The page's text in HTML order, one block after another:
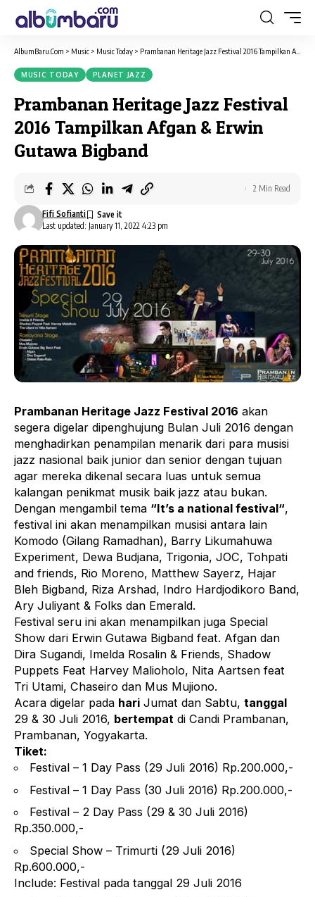
AlbumBaru.Com > Music > Music Today > Prambanan Heritage Jazz Festival 2016 Tampilkan Afgan & Erwin Gutawa Bigband
MUSIC TODAY PLANET JAZZ
Prambanan Heritage Jazz Festival
2016 Tampilkan Afgan & Erwin
Gutawa Bigband
Last updated: January 11, 2022 4:23 pm
Fifi Sofianti
2 Min Read
Prambanan Heritage Jazz Festival 2016 akan
segera digelar dipenghujung Bulan Juli 2016 dengan
menghadirkan penampilan menarik dari para musisi
jazz nasional baik junior dan senior dengan tujuan
agar mereka dikenal secara luas untuk semua
kalangan penikmat musik baik jazz atau bukan.
Dengan mengambil tema “It’s a national festival“,
festival ini akan menampilkan musisi antara lain
Komodo (Gilang Ramadhan), Barry Likumahuwa
Experiment, Dewa Budjana, Trigonia, JOC, Tohpati
and friends, Rio Moreno, Matthew Sayerz, Hajar
Bleh Bigband, Riza Arshad, Indro Hardjodikoro Band,
Ary Juliyant & Folks dan Emerald.
Festival seru ini akan menampilkan juga Special
Show dari Erwin Gutawa Bigband feat. Afgan dan
Dira Sugandi, Imelda Rosalin & Friends, Shadow
Puppets Feat Harvey Malioholo, Nita Aartsen feat
Tri Utami, Chaseiro dan Mus Mujiono.
Acara digelar pada hari Jumat dan Sabtu, tanggal
29 & 30 Juli 2016, bertempat di Candi Prambanan,
Prambanan, Yogyakarta.
Tiket:
Festival – 1 Day Pass (29 Juli 2016) Rp.200.000,-
Festival – 1 Day Pass (30 Juli 2016) Rp.200.000,-
Festival – 2 Day Pass (29 & 30 Juli 2016)
Rp.350.000,-
Special Show – Trimurti (29 Juli 2016)
Rp.600.000,-
Include: Festival pada tanggal 29 Juli 2016